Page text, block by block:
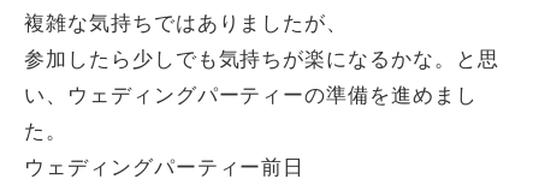
複雑な気持ちではありましたが、
参加したら少しでも気持ちが楽になるかな。と思
い、ウェディングパーティーの準備を進めまし
た。
ウェディングパーティー前日